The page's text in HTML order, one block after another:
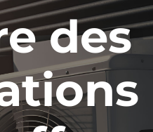
des